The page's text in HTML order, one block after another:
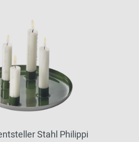
Stahl Philippi